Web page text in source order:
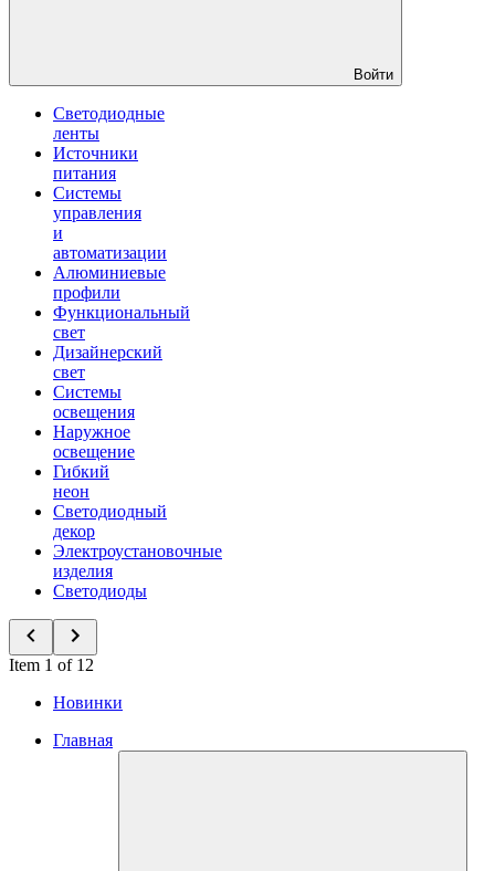
Войти
Светодиодные
ленты
Источники
питания
Системы
управления
и
автоматизации
Алюминиевые
профили
Функциональный
свет
Дизайнерский
свет
Системы
освещения
Наружное
освещение
Гибкий
неон
Светодиодный
декор
Электроустановочные
изделия
Светодиоды
Item 1 of 12
Новинки
Главная